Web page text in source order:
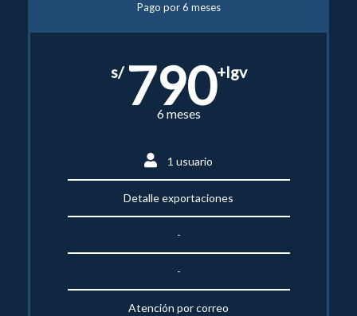
Pago por 6 meses
s/ 790+Igv
6 meses
1 usuario
Detalle exportaciones
-
-
Atención por correo